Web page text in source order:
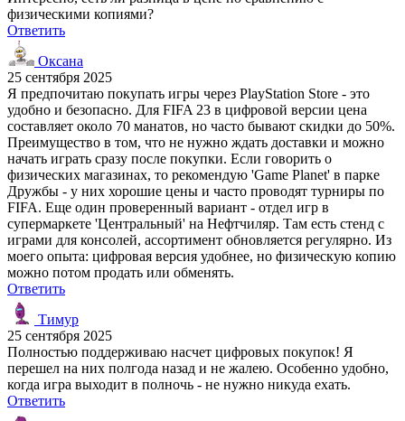
физическими копиями?
Ответить
Оксана
25 сентября 2025
Я предпочитаю покупать игры через PlayStation Store - это
удобно и безопасно. Для FIFA 23 в цифровой версии цена
составляет около 70 манатов, но часто бывают скидки до 50%.
Преимущество в том, что не нужно ждать доставки и можно
начать играть сразу после покупки. Если говорить о
физических магазинах, то рекомендую 'Game Planet' в парке
Дружбы - у них хорошие цены и часто проводят турниры по
FIFA. Еще один проверенный вариант - отдел игр в
супермаркете 'Центральный' на Нефтчиляр. Там есть стенд с
играми для консолей, ассортимент обновляется регулярно. Из
моего опыта: цифровая версия удобнее, но физическую копию
можно потом продать или обменять.
Ответить
Тимур
25 сентября 2025
Полностью поддерживаю насчет цифровых покупок! Я
перешел на них полгода назад и не жалею. Особенно удобно,
когда игра выходит в полночь - не нужно никуда ехать.
Ответить